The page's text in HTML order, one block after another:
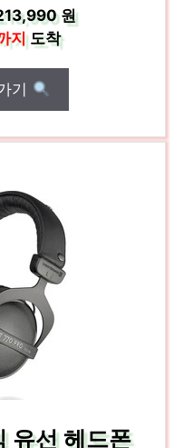
원
지도착
기
유선 헤드폰